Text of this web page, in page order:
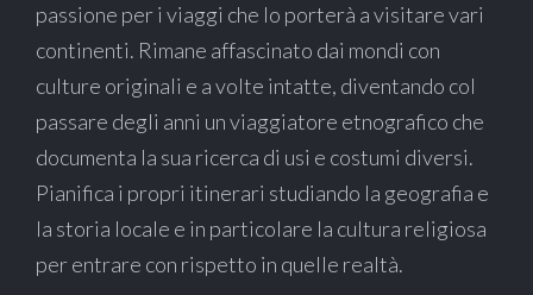
passione per i viaggi che lo porterà a visitare vari
continenti. Rimane affascinato dai mondi con
culture originali e a volte intatte, diventando col
passare degli anni un viaggiatore etnografico che
documenta la sua ricerca di usi e costumi diversi.
Pianifica i propri itinerari studiando la geografia e
la storia locale e in particolare la cultura religiosa
per entrare con rispetto in quelle realtà.